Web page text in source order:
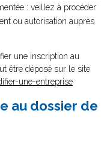
: veillez à procéder
ou autorisation auprès
une inscription au
être déposé sur le site
une-entreprise
au dossier de